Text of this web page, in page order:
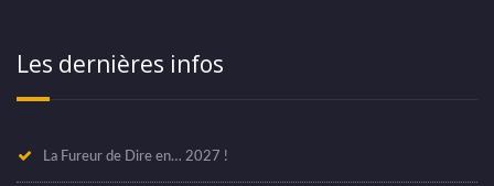
Les dernières infos
La Fureur de Dire en… 2027 !